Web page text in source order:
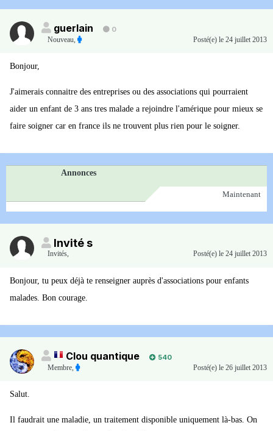
guerlain
0
Nouveau, Posté(e) le 24 juillet 2013
Bonjour,
J'aimerais connaitre des entreprises ou des associations qui pourraient
aider un enfant de 3 ans tres malade a rejoindre l'amérique pour mieux se
faire soigner car en france ils ne trouvent plus rien pour le soigner.
Annonces
Maintenant
Invité s
Invités, Posté(e) le 24 juillet 2013
Bonjour, tu peux déjà te renseigner auprès d'associations pour enfants
malades. Bon courage.
Clou quantique
540
Membre, Posté(e) le 26 juillet 2013
Salut.
Il faudrait une maladie, un traitement disponible uniquement là-bas. On